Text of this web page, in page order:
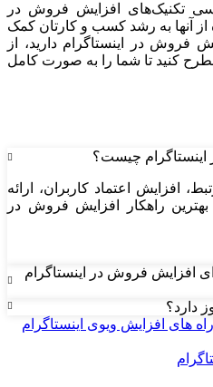
تکنیک‌های افزایش فروش در
از آنها به رشد کسب‌ و کارتان کمک
فروش در اینستاگرام دارید، از
کنید تا شما را به صورت کامل
اینستاگرام چیست؟
افزایش اعتماد کاربران، ارائه
راهکار افزایش فروش در
افزایش فروش در اینستاگرام
دارد؟
های افزایش ویوی اینستاگرام